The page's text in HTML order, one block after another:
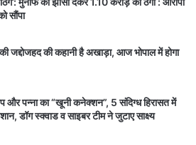
सौंपा
जद्दोजहद की कहानी है अखाड़ा, आज भोपाल में होगा
और पन्ना का “खूनी कनेक्शन”, 5 संदिग्ध हिरासत में
डॉग स्क्वाड व साइबर टीम ने जुटाए साक्ष्य